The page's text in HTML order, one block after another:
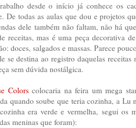
desde o início já conhece os
De todas as aulas que dou e projetos
dele também não faltam, não há
receitas, mas é uma peça decorativa
doces, salgados e massas. Parece
se destina ao registro daquelas
sem dúvida nostálgica.
Colorscolocaria na feira um mega
quando soube que teria cozinha, a Lu
era verde e vermelha, segui os
meninas que foram):